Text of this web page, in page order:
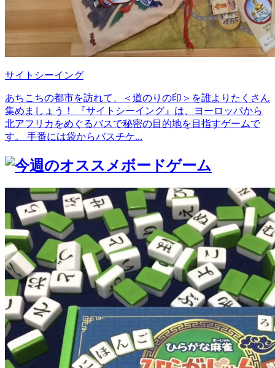
サイトシーイング
あちこちの都市を訪れて、＜道のりの印＞を誰よりたくさん
集めましょう！ 『サイトシーイング』は、ヨーロッパから
北アフリカをめぐるバスで秘密の目的地を目指すゲームで
す。 手番には袋からバスチケ...